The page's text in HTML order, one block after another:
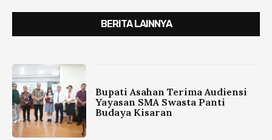
BERITA LAINNYA
Bupati Asahan Terima Audiensi
Yayasan SMA Swasta Panti
Budaya Kisaran